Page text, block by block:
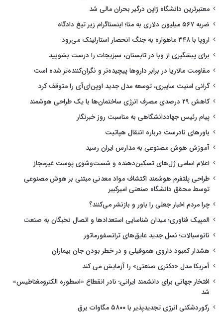
معتبرترین دانشگاه ژاپن درگیر بحران مالی شد
ضربه ۵۶۷ میلیون دلاری به متا؛ اینستاگرام زیر تیغ دادگاه
اروپا با ۳۴۸ ماهواره به جنگ انحصار استارلینک می‌رود
برای پیشگیری از وبا در تابستان، سبزیجات را درست بشویید
مقاومت مالاریا در برابر داروها پیچیده‌تر و نگران‌کننده‌تر شده است
گرانی امنیت سایبری، توسعه مدل جدید اوپن‌ای‌آی را متوقف کرد
کاهش ۲۹ درصدی مصرف انرژی ساختمان‌ها با یک طراحی هوشمند
پیام رئیس جهاددانشگاهی به مناسبت روز خبرنگار
باورهای نادرست درباره انتقال هپاتیت
آموزش هوش مصنوعی به مدارس ایران رسید
اعلام اسامی ژل‌های تسکین‌دهنده و شست‌وشوی پوست غیرمجاز
طراحی پلتفرم هوشمند اکتشاف مواد معدنی مبتنی بر هوش مصنوعی
توسط محقق دانشگاه صنعتی امیرکبیر
چرا مردم اخبار جعلی را باور و بازنشر می‌کنند؟
المپیک فناوری؛ میدان شناسایی استعدادها و اتصال نخبگان به صنعت
نانوسیالات؛ نسل جدید عایق‌های ترانسفورماتور
هشدار کمبود داروی هموفیلی و در خطر بودن جان بیماران
آمریکا مدل «دکتری صنعتی» را آزمایش می کند
افتخار جهانی برای دانشمند ایرانی؛ نادر انقطاع «اسطوره الکترومغناطیس»
شد
رکوردشکنی انرژی تجدیدپذیر با ۵۸۰۰ مگاوات برق